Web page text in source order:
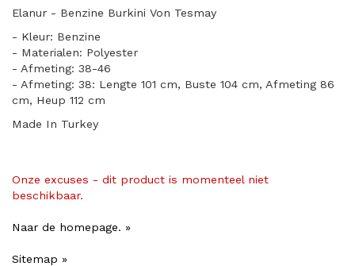
Elanur - Benzine Burkini Von Tesmay
- Kleur: Benzine
- Materialen: Polyester
- Afmeting: 38-46
- Afmeting: 38: Lengte 101 cm, Buste 104 cm, Afmeting 86
cm, Heup 112 cm
Made In Turkey
Onze excuses - dit product is momenteel niet
beschikbaar.
Naar de homepage. »
Sitemap »